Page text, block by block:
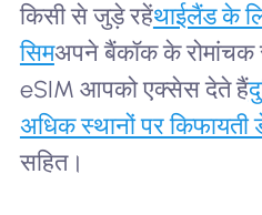
किसी से जुड़े रहेंथाईलैंड के
सिमअपने बैंकॉक के
eSIM आपको एक्सेस देते हैं
अधिक स्थानों पर किफायती
सहित।